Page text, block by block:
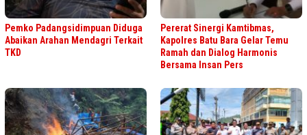
Pemko Padangsidimpuan Diduga
Abaikan Arahan Mendagri Terkait
TKD
Pererat Sinergi Kamtibmas,
Kapolres Batu Bara Gelar Temu
Ramah dan Dialog Harmonis
Bersama Insan Pers